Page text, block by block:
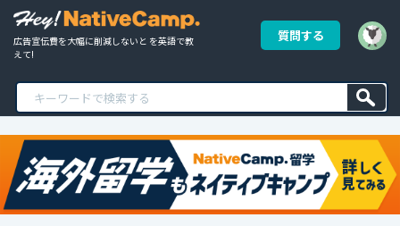
広告宣伝費を大幅に削減しないと を英語で教
えて!
質問する